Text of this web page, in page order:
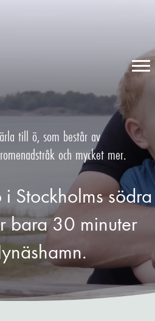
till ö, som består av
och mycket mer.
Stockholms södra
bara 30 minuter